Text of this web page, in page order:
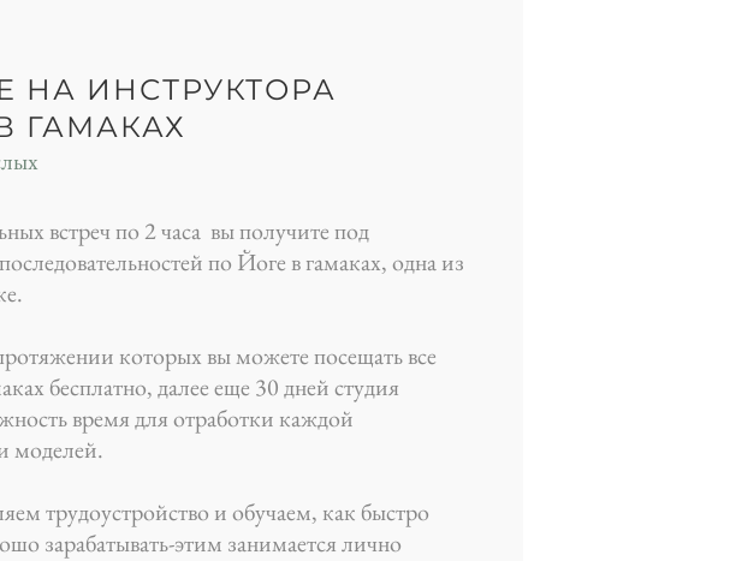
НА ИНСТРУКТОРА
ГАМАКАХ
встреч по 2 часа вы получите под
по Йоге в гамаках, одна из
которых вы можете посещать все
бесплатно, далее еще 30 дней студия
время для отработки каждой
моделей.
трудоустройство и обучаем, как быстро
зарабатывать-этим занимается лично